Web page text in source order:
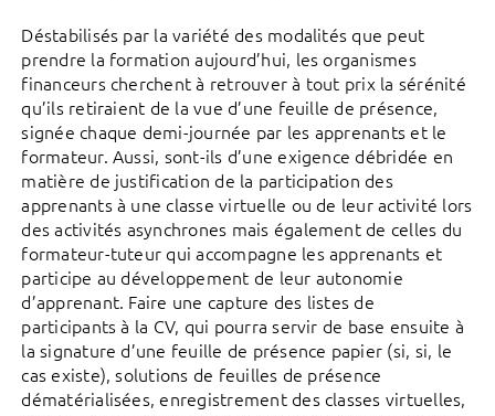
Déstabilisés par la variété des modalités que peut
prendre la formation aujourd’hui, les organismes
financeurs cherchent à retrouver à tout prix la sérénité
qu’ils retiraient de la vue d’une feuille de présence,
signée chaque demi-journée par les apprenants et le
formateur. Aussi, sont-ils d’une exigence débridée en
matière de justification de la participation des
apprenants à une classe virtuelle ou de leur activité lors
des activités asynchrones mais également de celles du
formateur-tuteur qui accompagne les apprenants et
participe au développement de leur autonomie
d’apprenant. Faire une capture des listes de
participants à la CV, qui pourra servir de base ensuite à
la signature d’une feuille de présence papier (si, si, le
cas existe), solutions de feuilles de présence
dématérialisées, enregistrement des classes virtuelles,